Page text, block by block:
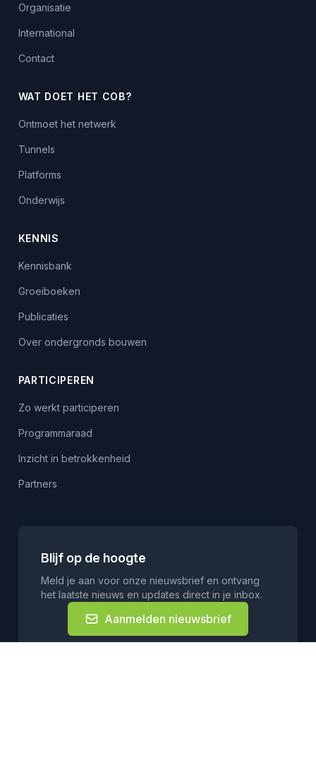
Organisatie
International
Contact
WAT DOET HET COB?
Ontmoet het netwerk
Tunnels
Platforms
Onderwijs
KENNIS
Kennisbank
Groeiboeken
Publicaties
Over ondergronds bouwen
PARTICIPEREN
Zo werkt participeren
Programmaraad
Inzicht in betrokkenheid
Partners
Blijf op de hoogte
Meld je aan voor onze nieuwsbrief en ontvang
het laatste nieuws en updates direct in je inbox.
Aanmelden nieuwsbrief